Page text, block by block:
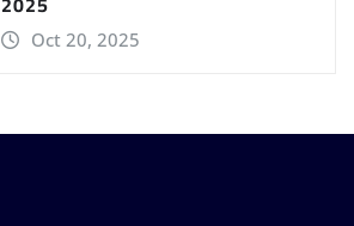
Oct 20, 2025